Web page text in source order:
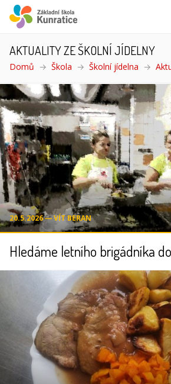
AKTUALITY ZE ŠKOLNÍ JÍDELNY
Domů Škola Školní jídelna
20.5.2026 ― VÍT BERAN